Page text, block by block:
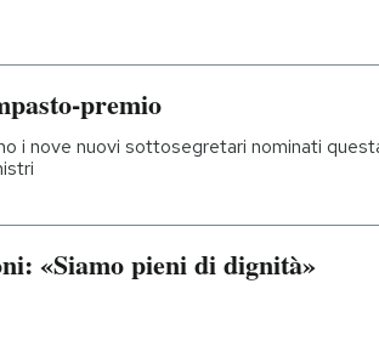
premio
i nove nuovi sottosegretari nominati
«Siamo pieni di dignità»